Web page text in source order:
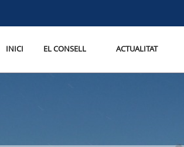
INICI EL CONSELL ACTUALITAT